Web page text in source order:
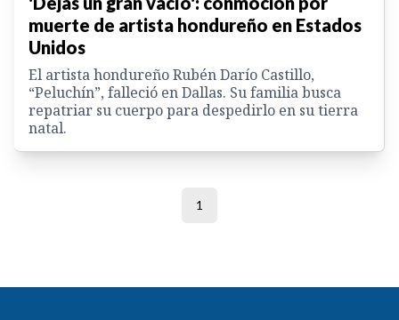
muerte de artista hondureño en Estados
Unidos
El artista hondureño Rubén Darío Castillo,
“Peluchín”, falleció en Dallas. Su familia busca
repatriar su cuerpo para despedirlo en su tierra
natal.
1